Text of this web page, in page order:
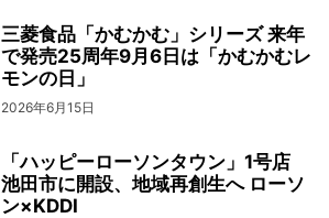
三菱食品「かむかむ」シリーズ 来年
で発売25周年9月6日は「かむかむレ
モンの日」
2026年6月15日
「ハッピーローソンタウン」1号店
池田市に開設、地域再創生へ ローソ
ン×KDDI